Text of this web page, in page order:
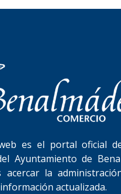
es el portal oficial
Ayuntamiento de
acercar la
actualizada.